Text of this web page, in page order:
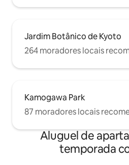
Jardim Botânico de Kyoto
264 moradores locais
Kamogawa Park
87 moradores locais
Aluguel de
temporada